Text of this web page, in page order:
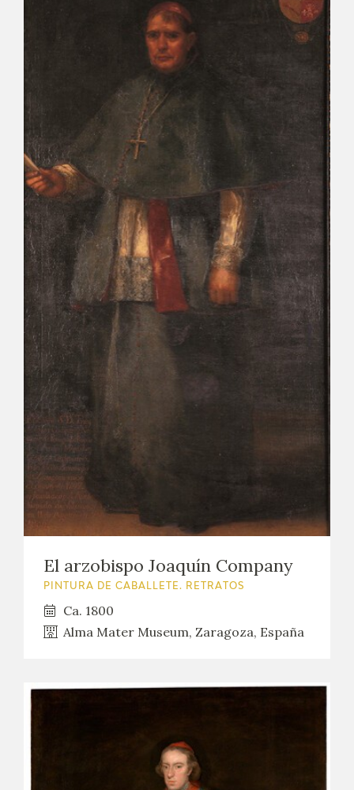
El arzobispo Joaquín Company
PINTURA DE CABALLETE. RETRATOS
Ca. 1800
Alma Mater Museum, Zaragoza, España